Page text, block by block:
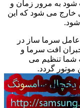
شود به مرور زمان و
خارج می شود که این
عامل سرما ساز در
افت سرما و
شما تنظیم می
گردد.